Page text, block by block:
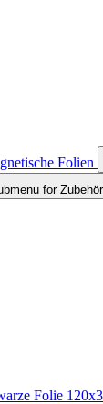
Folien
for
Folie